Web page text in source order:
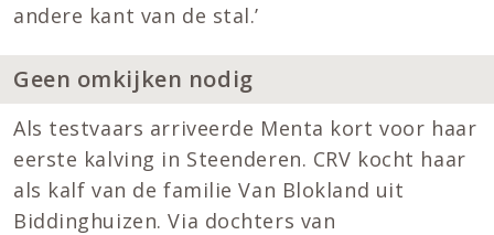
andere kant van de stal.’
Geen omkijken nodig
Als testvaars arriveerde Menta kort voor haar
eerste kalving in Steenderen. CRV kocht haar
als kalf van de familie Van Blokland uit
Biddinghuizen. Via dochters van